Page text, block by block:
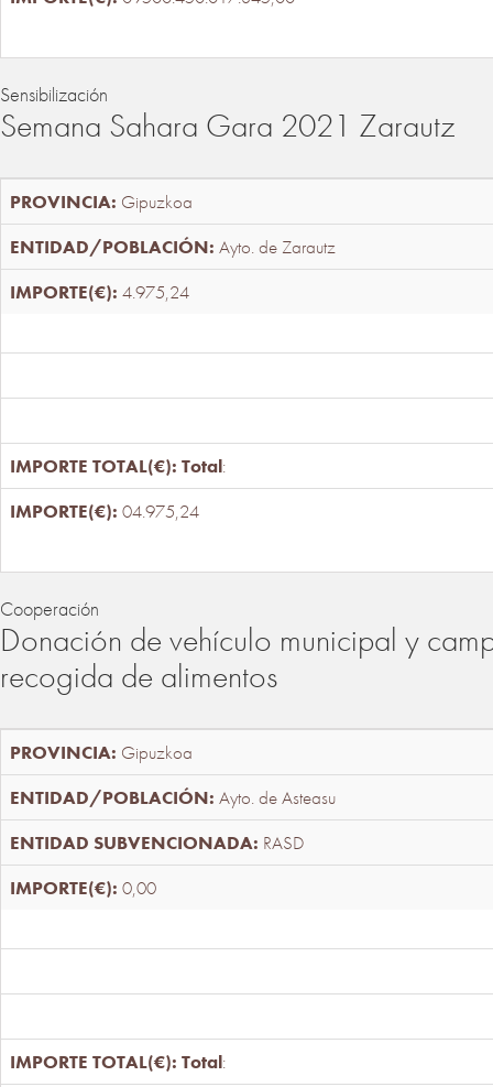
Sensibilización
Semana Sahara Gara 2021 Zarautz
Gipuzkoa
Ayto. de Zarautz
4.975,24
Total:
04.975,24
Cooperación
Donación de vehículo municipal y
recogida de alimentos
Gipuzkoa
Ayto. de Asteasu
RASD
0,00
Total: